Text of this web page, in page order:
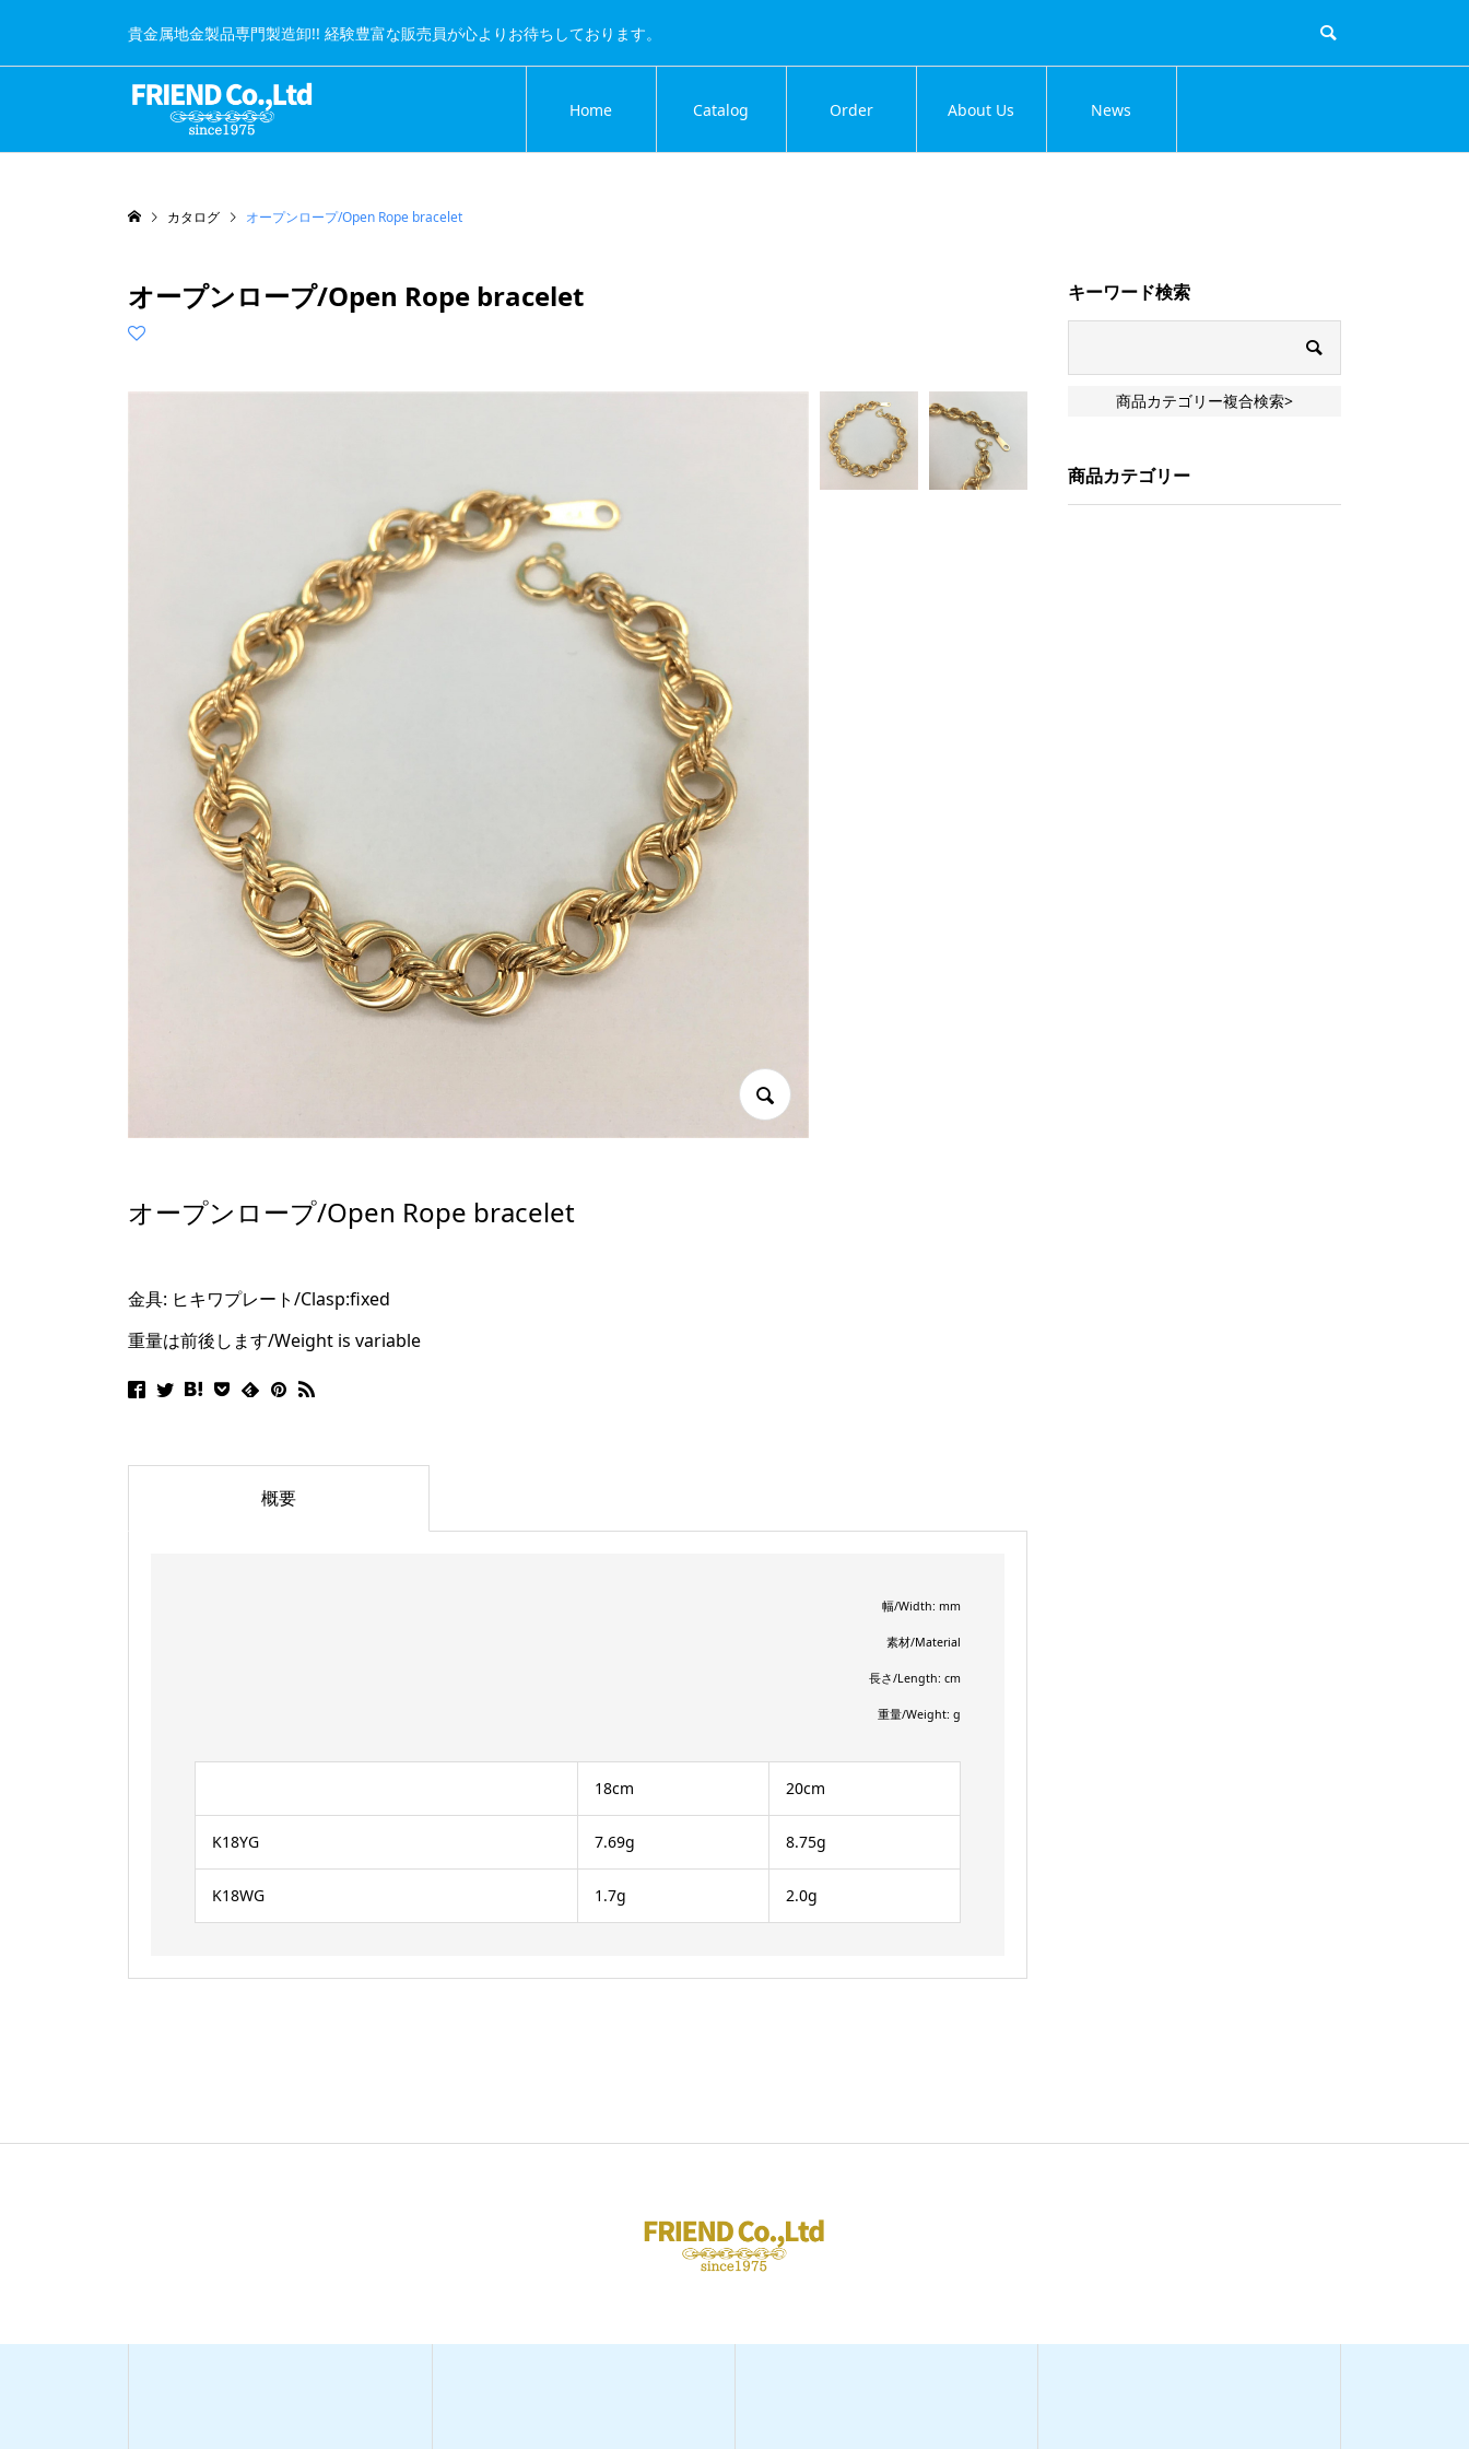
貴金属地金製品専門製造卸!! 経験豊富な販売員が心よりお待ちしております。
Home Catalog Order About Us News
カタログ オープンロープ/Open Rope bracelet
オープンロープ/Open Rope bracelet
オープンロープ/Open Rope bracelet
金具: ヒキワプレート/Clasp:fixed
重量は前後します/Weight is variable
概要
幅/Width: mm
素材/Material
長さ/Length: cm
重量/Weight: g
18cm 20cm
K18YG 7.69g 8.75g
K18WG 1.7g 2.0g
キーワード検索
商品カテゴリー複合検索>
商品カテゴリー